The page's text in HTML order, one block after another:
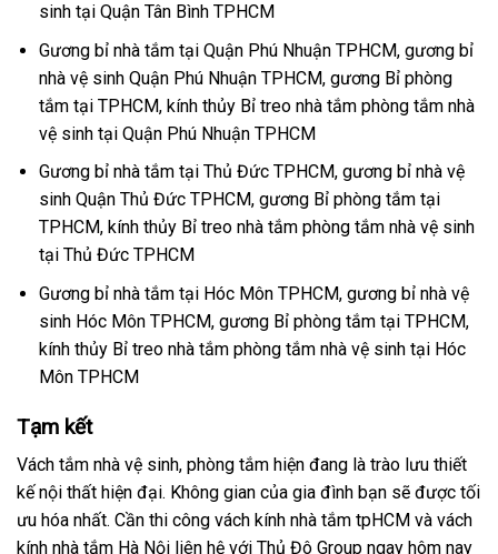
sinh tại Quận Tân Bình TPHCM
Gương bỉ nhà tắm tại Quận Phú Nhuận TPHCM, gương bỉ
nhà vệ sinh Quận Phú Nhuận TPHCM, gương Bỉ phòng
tắm tại TPHCM, kính thủy Bỉ treo nhà tắm phòng tắm nhà
vệ sinh tại Quận Phú Nhuận TPHCM
Gương bỉ nhà tắm tại Thủ Đức TPHCM, gương bỉ nhà vệ
sinh Quận Thủ Đức TPHCM, gương Bỉ phòng tắm tại
TPHCM, kính thủy Bỉ treo nhà tắm phòng tắm nhà vệ sinh
tại Thủ Đức TPHCM
Gương bỉ nhà tắm tại Hóc Môn TPHCM, gương bỉ nhà vệ
sinh Hóc Môn TPHCM, gương Bỉ phòng tắm tại TPHCM,
kính thủy Bỉ treo nhà tắm phòng tắm nhà vệ sinh tại Hóc
Môn TPHCM
Tạm kết
Vách tắm nhà vệ sinh, phòng tắm hiện đang là trào lưu thiết
kế nội thất hiện đại. Không gian của gia đình bạn sẽ được tối
ưu hóa nhất. Cần thi công vách kính nhà tắm tpHCM và vách
kính nhà tắm Hà Nội liên hệ với Thủ Đô Group ngay hôm nay